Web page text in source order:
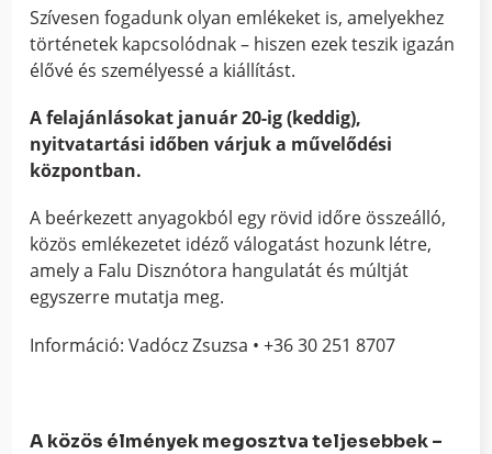
Szívesen fogadunk olyan emlékeket is, amelyekhez
történetek kapcsolódnak – hiszen ezek teszik igazán
élővé és személyessé a kiállítást.
A felajánlásokat január 20-ig (keddig),
nyitvatartási időben várjuk a művelődési
központban.
A beérkezett anyagokból egy rövid időre összeálló,
közös emlékezetet idéző válogatást hozunk létre,
amely a Falu Disznótora hangulatát és múltját
egyszerre mutatja meg.
Információ: Vadócz Zsuzsa • +36 30 251 8707
A közös élmények megosztva teljesebbek –